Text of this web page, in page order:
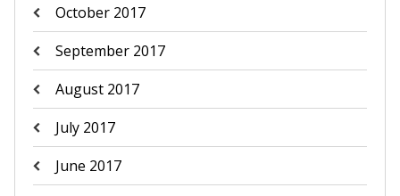
October 2017
September 2017
August 2017
July 2017
June 2017